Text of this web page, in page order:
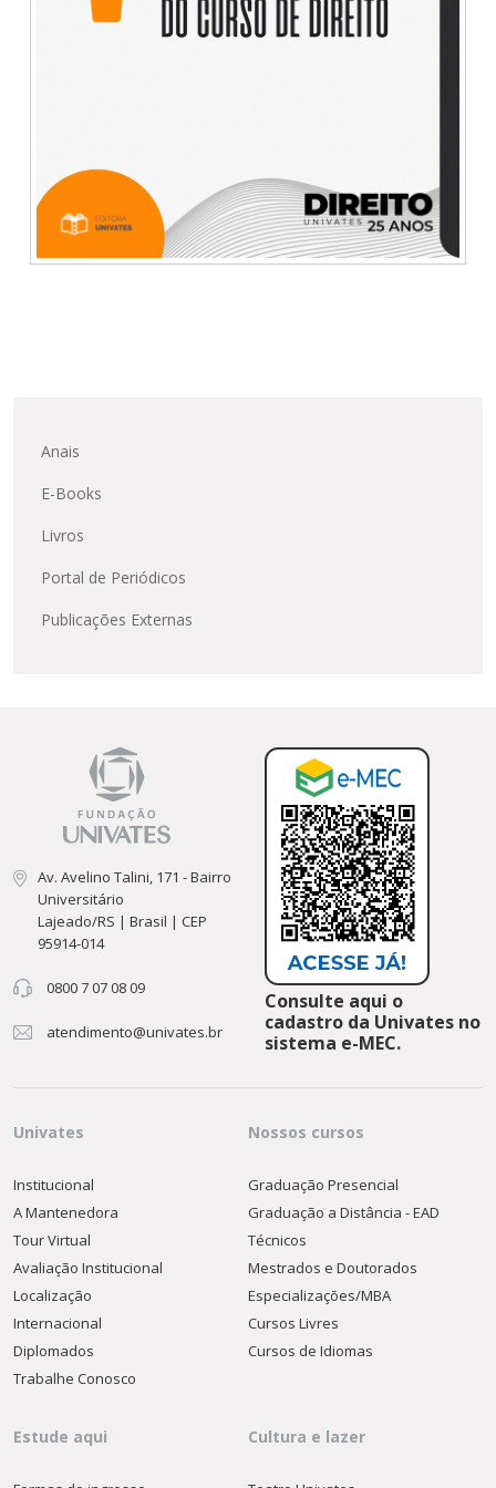
Anais
E-Books
Livros
Portal de Periódicos
Publicações Externas
Av. Avelino Talini, 171 - Bairro
Universitário
Lajeado/RS | Brasil | CEP
95914-014
0800 7 07 08 09
atendimento@univates.br
Consulte aqui o
cadastro da Univates no
sistema e-MEC.
Univates
Institucional
A Mantenedora
Tour Virtual
Avaliação Institucional
Localização
Internacional
Diplomados
Trabalhe Conosco
Nossos cursos
Graduação Presencial
Graduação a Distância - EAD
Técnicos
Mestrados e Doutorados
Especializações/MBA
Cursos Livres
Cursos de Idiomas
Estude aqui Cultura e lazer